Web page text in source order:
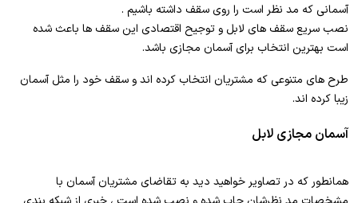
آسمانی که مد نظر است را روی سقف داشته باشیم .
نصب سریع سقف های لابل و توجیح اقتصادی این سقف ها باعث شده
است بهترین انتخاب برای آسمان مجازی باشد.
طرح های متنوعی که مشتریان انتخاب کرده اند و سقف خود را مثل آسمان
زیبا کرده اند.
آسمان مجازی لابل
همانطور که در تصاویر خواهید دید به تقاضای مشتریان آسمان با